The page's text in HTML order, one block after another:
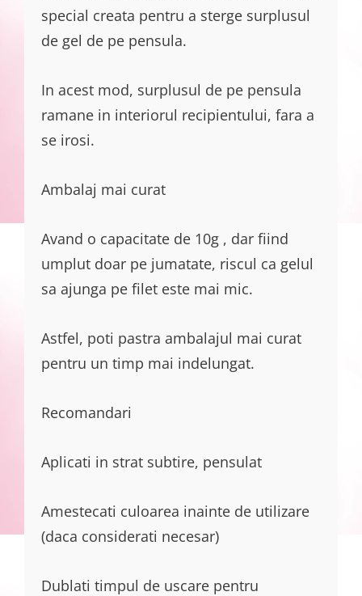
special creata pentru a sterge surplusul
de gel de pe pensula.
In acest mod, surplusul de pe pensula
ramane in interiorul recipientului, fara a
se irosi.
Ambalaj mai curat
Avand o capacitate de 10g , dar fiind
umplut doar pe jumatate, riscul ca gelul
sa ajunga pe filet este mai mic.
Astfel, poti pastra ambalajul mai curat
pentru un timp mai indelungat.
Recomandari
Aplicati in strat subtire, pensulat
Amestecati culoarea inainte de utilizare
(daca considerati necesar)
Dublati timpul de uscare pentru